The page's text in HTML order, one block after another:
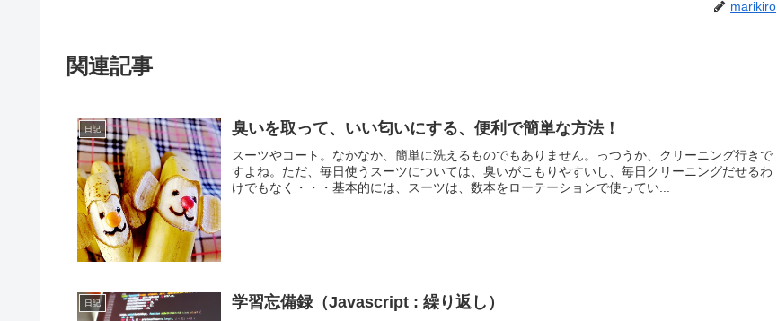
marikiro
関連記事
日記 臭いを取って、いい匂いにする、便利で簡単な方法！
スーツやコート。なかなか、簡単に洗えるものでもありません。っつうか、クリーニング行きで
すよね。ただ、毎日使うスーツについては、臭いがこもりやすいし、毎日クリーニングだせるわ
けでもなく・・・基本的には、スーツは、数本をローテーションで使ってい...
日記 学習忘備録（Javascript : 繰り返し）